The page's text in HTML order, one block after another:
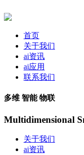
首页
关于我们
ai资讯
ai应用
联系我们
多维 智能 物联
Multidimensional
关于我们
ai资讯